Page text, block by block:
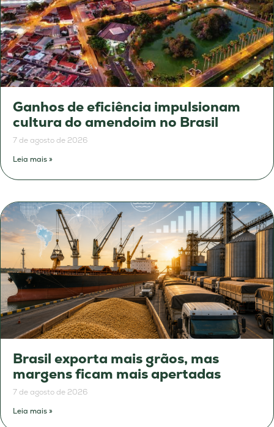
Ganhos de eficiência impulsionam
cultura do amendoim no Brasil
7 de agosto de 2026
Leia mais »
Brasil exporta mais grãos, mas
margens ficam mais apertadas
7 de agosto de 2026
Leia mais »